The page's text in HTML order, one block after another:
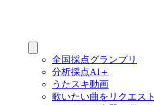
全国採点グランプリ
分析採点AI＋
うたスキ動画
歌いたい曲をリクエスト